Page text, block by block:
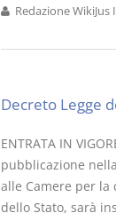
Redazione WikiJus I
Decreto Legge
ENTRATA IN
pubblicazione
alle Camere per
dello Stato, sarà